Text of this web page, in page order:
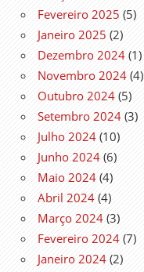
Fevereiro 2025 (5)
Janeiro 2025 (2)
Dezembro 2024 (1)
Novembro 2024 (4)
Outubro 2024 (5)
Setembro 2024 (3)
Julho 2024 (10)
Junho 2024 (6)
Maio 2024 (4)
Abril 2024 (4)
Março 2024 (3)
Fevereiro 2024 (7)
Janeiro 2024 (2)